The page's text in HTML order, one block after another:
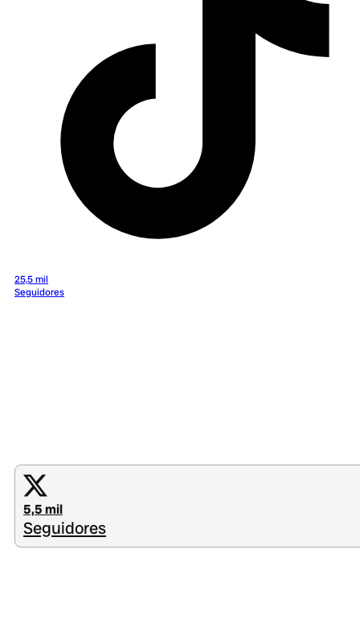
25,5 mil
Seguidores
5,5 mil
Seguidores